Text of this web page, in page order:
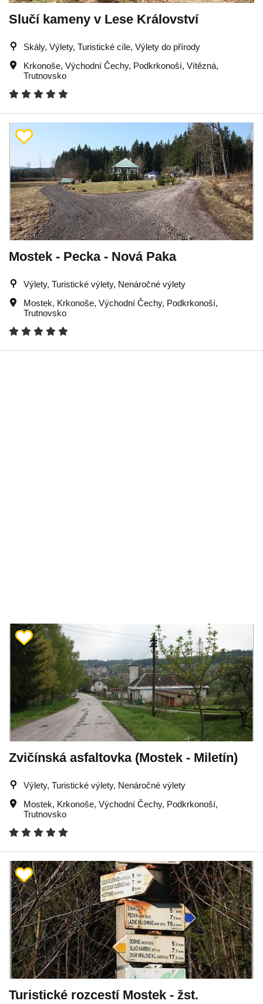
Slučí kameny v Lese Království
Skály, Výlety, Turistické cíle, Výlety do přírody
Krkonoše, Východní Čechy, Podkrkonoší, Vítězná,
Trutnovsko
Mostek - Pecka - Nová Paka
Výlety, Turistické výlety, Nenáročné výlety
Mostek, Krkonoše, Východní Čechy, Podkrkonoší,
Trutnovsko
Zvičínská asfaltovka (Mostek - Miletín)
Výlety, Turistické výlety, Nenáročné výlety
Mostek, Krkonoše, Východní Čechy, Podkrkonoší,
Trutnovsko
Turistické rozcestí Mostek - žst.